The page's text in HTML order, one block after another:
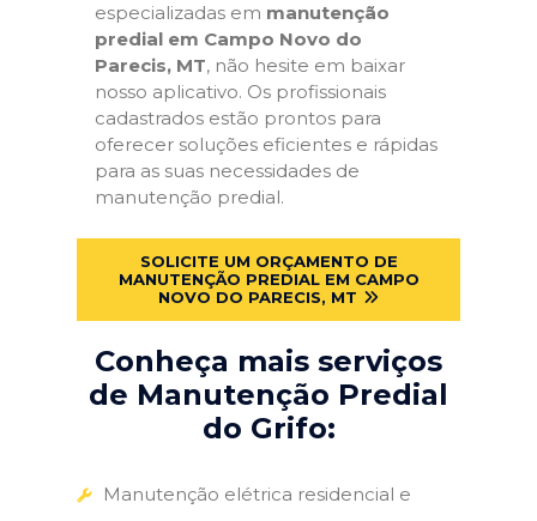
especializadas em manutenção
predial em Campo Novo do
Parecis, MT, não hesite em baixar
nosso aplicativo. Os profissionais
cadastrados estão prontos para
oferecer soluções eficientes e rápidas
para as suas necessidades de
manutenção predial.
SOLICITE UM ORÇAMENTO DE
MANUTENÇÃO PREDIAL EM CAMPO
NOVO DO PARECIS, MT
Conheça mais serviços
de Manutenção Predial
do Grifo:
Manutenção elétrica residencial e